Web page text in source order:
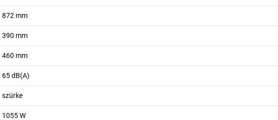
872 mm
390 mm
460 mm
65dB(A)
szürke
1055W